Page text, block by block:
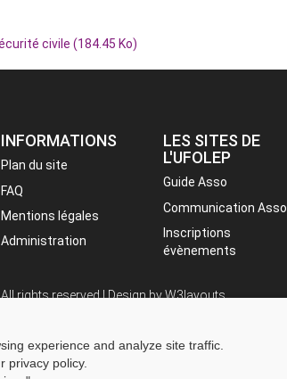
civile (184.45 Ko)
INFORMATIONS
Plan du site
FAQ
Mentions légales
Administration
LES SITES DE
L'UFOLEP
Guide Asso
Communication Asso
Inscriptions
évènements
rights reserved | Design byW3layouts.
experience and analyze site traffic.
privacy policy.